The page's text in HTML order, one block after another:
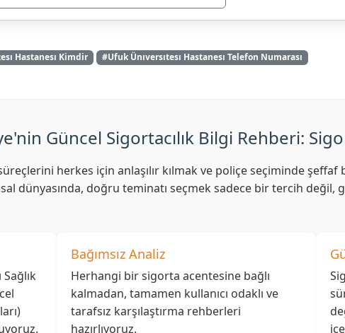
Hastanesı Kimdir #Ufuk Ünıversıtesı Hastanesı Telefon Numarası
Güncel Sigortacılık Bilgi Rehberi:
herkes için anlaşılır kılmak ve poliçe seçiminde şeffaf
dünyasında, doğru teminatı seçmek sadece bir tercih değil,
Bağımsız Analiz
Herhangi bir sigorta acentesine bağlı
kalmadan, tamamen kullanıcı odaklı ve
tarafsız karşılaştırma rehberleri
hazırlıyoruz.